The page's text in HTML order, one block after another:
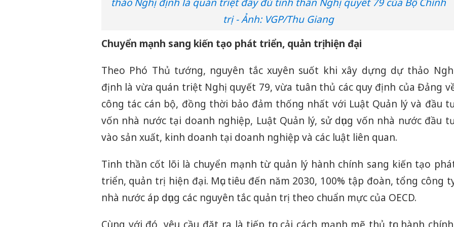
trị - Ảnh: VGP/Thu Giang
Chuyển mạnh sang kiến tạo phát triển, quản trị hiện đại
Theo Phó Thủ tướng, nguyên tắc xuyên suốt khi xây dựng dự thảo
định là vừa quán triệt Nghị quyết 79, vừa tuân thủ các quy định của Đảng
công tác cán bộ, đồng thời bảo đảm thống nhất với Luật Quản lý và đầu
vốn nhà nước tại doanh nghiệp, Luật Quản lý, sử dụng vốn nhà nước đầu
vào sản xuất, kinh doanh tại doanh nghiệp và các luật liên quan.
Tinh thần cốt lõi là chuyển mạnh từ quản lý hành chính sang kiến tạo
triển, quản trị hiện đại. Mục tiêu đến năm 2030, 100% tập đoàn, tổng công
nhà nước áp dụng các nguyên tắc quản trị theo chuẩn mực của OECD.